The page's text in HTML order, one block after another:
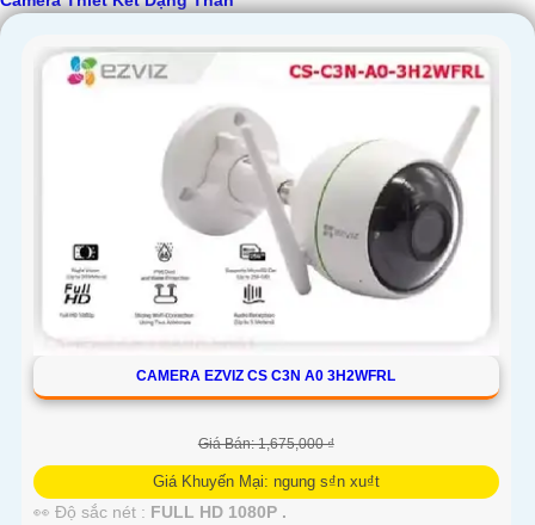
CAMERA EZVIZ CS C3N A0 3H2WFRL
Giá Bán: 1,675,000 ₫
Giá Khuyến Mại: ngung s₫n xu₫t
👀 Độ sắc nét : FULL HD 1080P .